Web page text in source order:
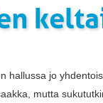
hallussa jo
mutta